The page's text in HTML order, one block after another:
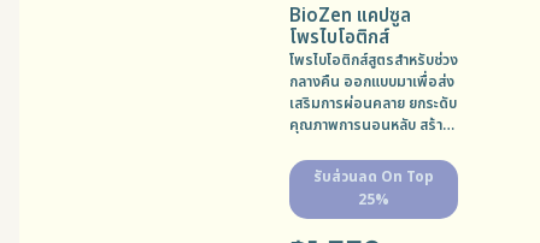
BioZen แคปซูล
โพรไบโอติกส์
โพรไบโอติกส์สูตรสำหรับช่วง
กลางคืน ออกแบบมาเพื่อส่ง
เสริมการผ่อนคลาย ยกระดับ
คุณภาพการนอนหลับ สร้าง
สุขภาพลำไส้โดยเฉพาะ MFG:
19/08/2025 EXP:
18/08/2027
รับส่วนลด On Top
25%